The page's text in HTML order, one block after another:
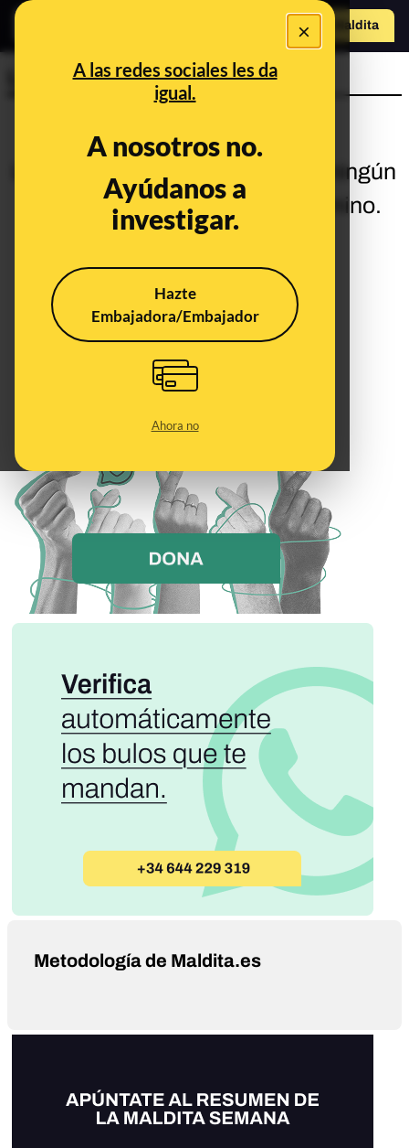
×
A las redes sociales les da
igual.
A nosotros no.
Ayúdanos a
investigar.
Hazte
Embajadora/Embajador
Ahora no
Hazte Maldita
LGBTI+
La búsqueda no ha encontrado ningún
resultado. Prueba con otro término.
Metodología de Maldita.es